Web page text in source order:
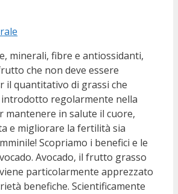
minerali, fibre e antiossidanti,
che non deve essere
il quantitativo di grassi che
introdotto regolarmente nella
mantenere in salute il cuore,
e migliorare la fertilità sia
Scopriamo i benefici e le
Avocado, il frutto grasso
particolarmente apprezzato
benefiche. Scientificamente